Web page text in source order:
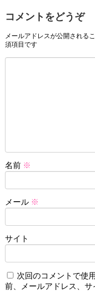
コメントをどうぞ
メールアドレスが公開される
須項目です
名前 ※
メール ※
サイト
次回のコメントで使
前、メールアドレス、サ